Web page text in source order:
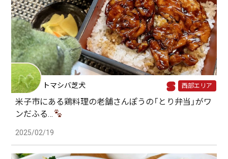
トマシバ芝犬 西部エリア
米子市にある鶏料理の老舗さんぽうの「とり弁当」がワ
ンだふる…
2025/02/19